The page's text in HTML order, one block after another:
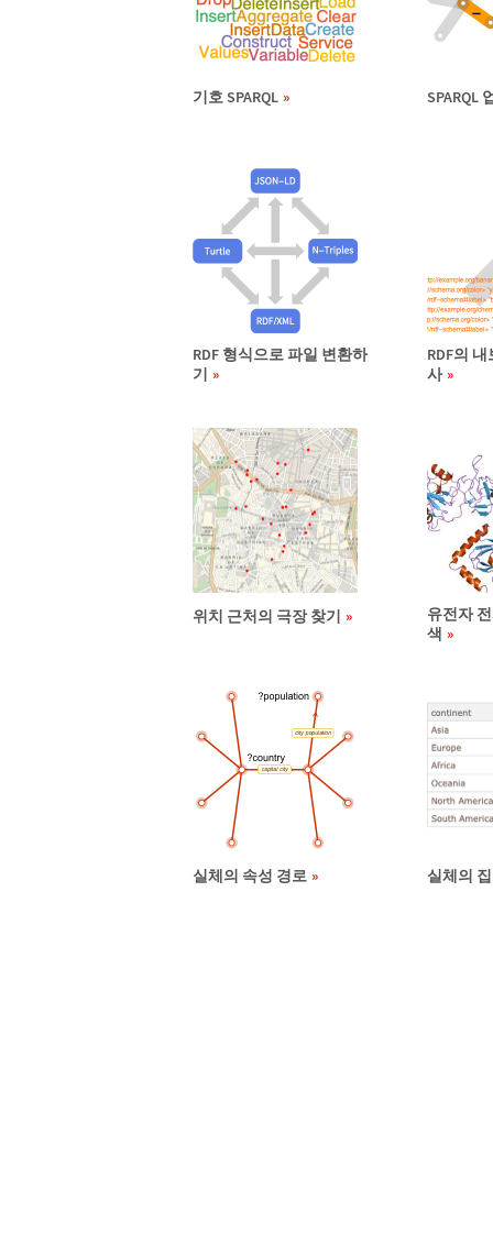
기호 SPARQL SPARQL
RDF 형식으로 파일 변환하
기
RDF의
사
위치 근처의 극장 찾기
유전자
색
실체의 속성 경로 실체의